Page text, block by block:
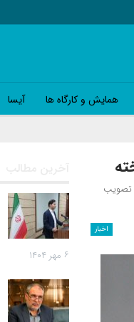
همایش و کارگاه ها آیسا
صورت تصویب
اخبار
آخرین مطالب
۶ مهر ۱۴۰۴